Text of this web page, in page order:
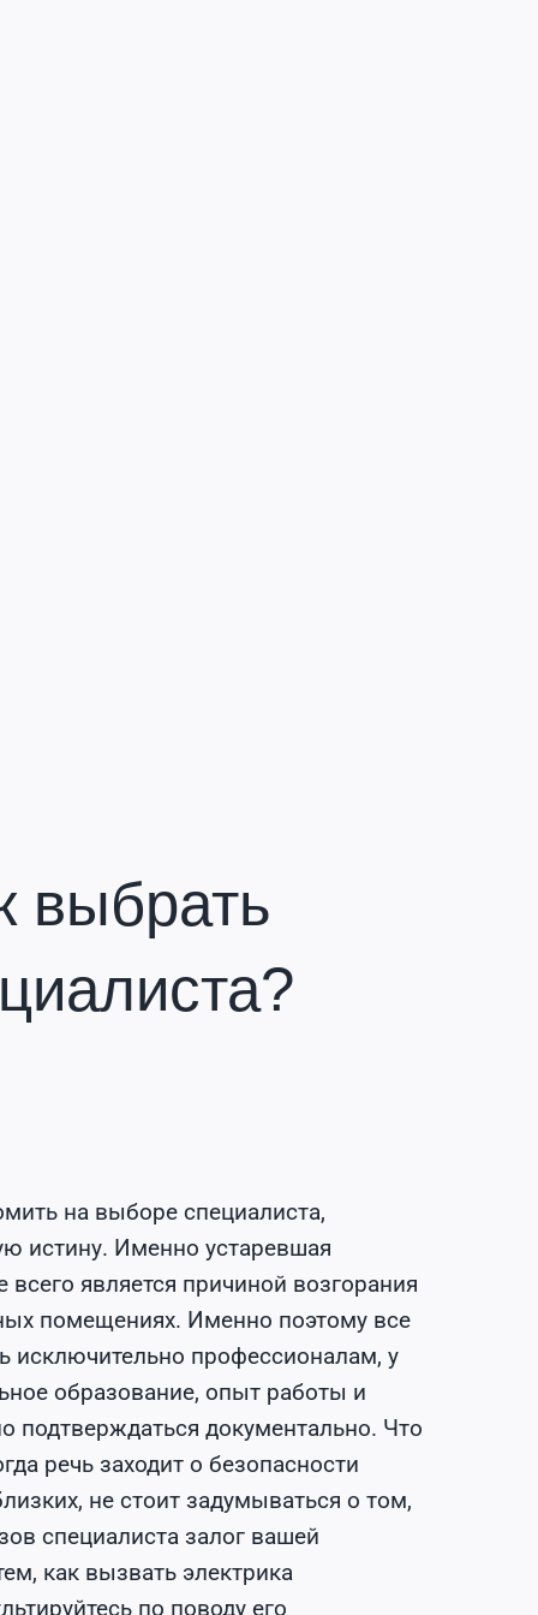
выбрать
на выборе специалиста,
истину. Именно устаревшая
является причиной возгорания
помещениях. Именно поэтому все
исключительно профессионалам, у
образование, опыт работы и
подтверждаться документально. Что
речь заходит о безопасности
не стоит задумываться о том,
специалиста залог вашей
как вызвать электрика
по поводу его